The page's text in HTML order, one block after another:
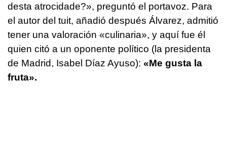
desta atrocidade?», preguntó el portavoz. Para
el autor del tuit, añadió después Álvarez, admitió
tener una valoración «culinaria», y aquí fue él
quien citó a un oponente político (la presidenta
de Madrid, Isabel Díaz Ayuso): «Me gusta la
fruta».